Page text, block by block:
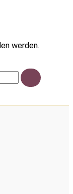
werden.